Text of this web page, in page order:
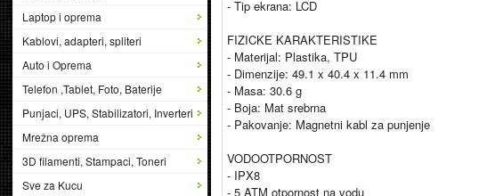
Laptop i oprema
Kablovi, adapteri, spliteri
Auto i Oprema
Telefon ,Tablet, Foto, Baterije
Punjaci, UPS, Stabilizatori, Inverteri
Mrežna oprema
3D filamenti, Stampaci, Toneri
Sve za Kucu
- Tip ekrana: LCD
FIZICKE KARAKTERISTIKE
- Materijal: Plastika, TPU
- Dimenzije: 49.1 x 40.4 x 11.4 mm
- Masa: 30.6 g
- Boja: Mat srebrna
- Pakovanje: Magnetni kabl za punjenje
VODOOTPORNOST
- IPX8
- 5 ATM otpornost na vodu